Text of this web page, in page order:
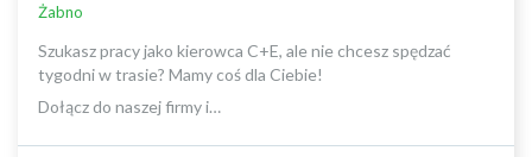
Żabno
Szukasz pracy jako kierowca C+E, ale nie chcesz spędzać
tygodni w trasie? Mamy coś dla Ciebie!
Dołącz do naszej firmy i…